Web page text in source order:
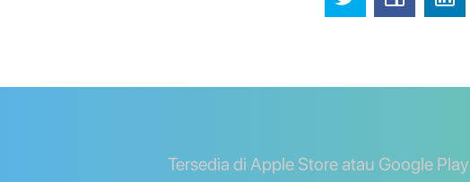
Tersedia di Apple Store atau Google Play